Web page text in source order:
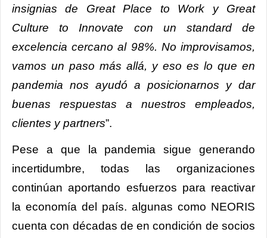
insignias de Great Place to Work y Great
Culture to Innovate con un standard de
excelencia cercano al 98%. No improvisamos,
vamos un paso más allá, y eso es lo que en
pandemia nos ayudó a posicionarnos y dar
buenas respuestas a nuestros empleados,
clientes y partners”.
Pese a que la pandemia sigue generando
incertidumbre, todas las organizaciones
continúan aportando esfuerzos para reactivar
la economía del país. algunas como NEORIS
cuenta con décadas de en condición de socios